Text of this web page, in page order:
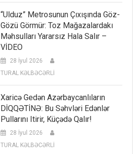
“Ulduz” Metrosunun Çıxışında Göz-
Gözü Görmür: Toz Mağazalardakı
Məhsulları Yararsız Hala Salır –
VİDEO
28 İyul 2026
TURAL KƏLBƏCƏRLİ
Xaricə Gedən Azərbaycanlıların
DİQQƏTİNƏ: Bu Səhvləri Edənlər
Pullarını Itirir, Küçədə Qalır!
28 İyul 2026
TURAL KƏLBƏCƏRLİ